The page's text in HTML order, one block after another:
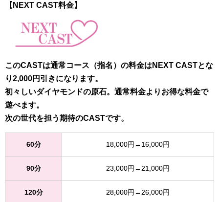
【NEXT CAST料金】
このCASTは通常コース（指名）の料金はNEXT CASTとな
り2,000円引きになります。
初々しいダイヤモンドの原石。通常料金よりお得な料金で
遊べます。
次の世代を担う期待のCASTです。
60分 18,000円→16,000円
90分 23,000円→21,000円
120分 28,000円→26,000円